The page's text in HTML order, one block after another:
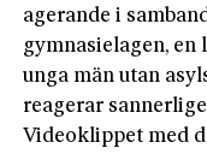
agerande i
gymnasielagen, en
unga män utan
reagerar
Videoklippet med